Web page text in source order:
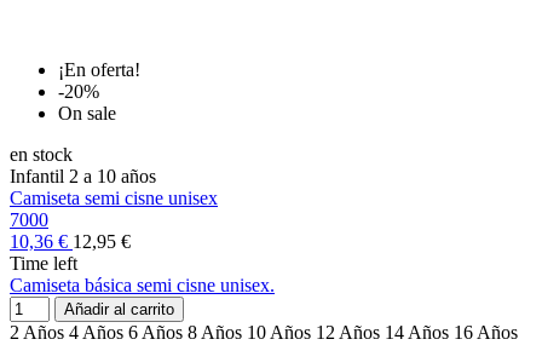
¡En oferta!
-20%
On sale
en stock
Infantil 2 a 10 años
Camiseta semi cisne unisex
7000
10,36 € 12,95 €
Time left
Camiseta básica semi cisne unisex.
Añadir al carrito
2 Años 4 Años 6 Años 8 Años 10 Años 12 Años 14 Años 16 Años